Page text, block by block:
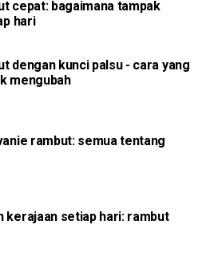
cepat: bagaimana tampak
hari
dengan kunci palsu - cara yang
mengubah
rambut: semua tentang
kerajaan setiap hari: rambut